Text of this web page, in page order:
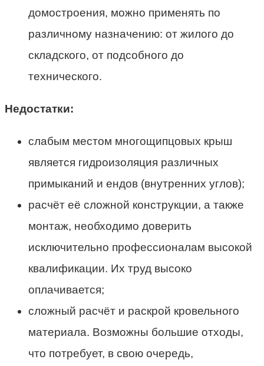
домостроения, можно применять по
различному назначению: от жилого до
складского, от подсобного до
технического.
Недостатки:
слабым местом многощипцовых крыш
является гидроизоляция различных
примыканий и ендов (внутренних углов);
расчёт её сложной конструкции, а также
монтаж, необходимо доверить
исключительно профессионалам высокой
квалификации. Их труд высоко
оплачивается;
сложный расчёт и раскрой кровельного
материала. Возможны большие отходы,
что потребует, в свою очередь,